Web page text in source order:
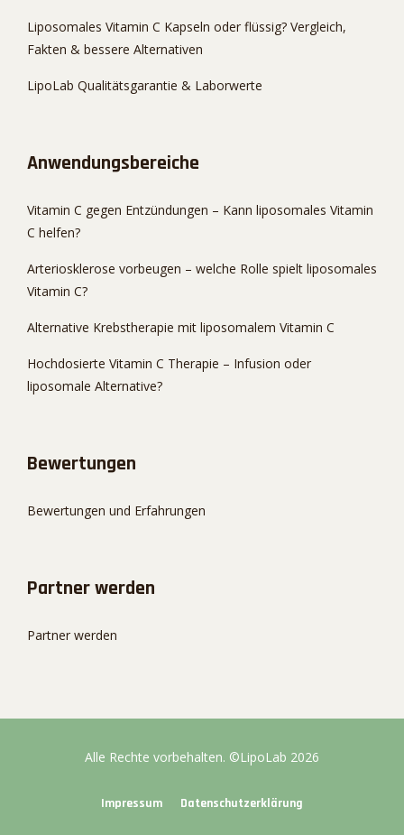
Liposomales Vitamin C Kapseln oder flüssig? Vergleich,
Fakten & bessere Alternativen
LipoLab Qualitätsgarantie & Laborwerte
Anwendungsbereiche
Vitamin C gegen Entzündungen – Kann liposomales Vitamin
C helfen?
Arteriosklerose vorbeugen – welche Rolle spielt liposomales
Vitamin C?
Alternative Krebstherapie mit liposomalem Vitamin C
Hochdosierte Vitamin C Therapie – Infusion oder
liposomale Alternative?
Bewertungen
Bewertungen und Erfahrungen
Partner werden
Partner werden
Alle Rechte vorbehalten. ©LipoLab 2026
Impressum Datenschutzerklärung